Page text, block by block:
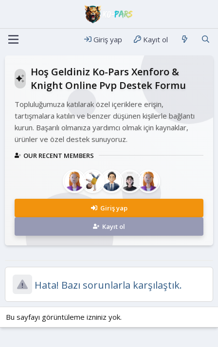
Giriş yap Kayıt ol
Hoş Geldiniz Ko-Pars Xenforo &
Knight Online Pvp Destek Formu
Topluluğumuza katılarak özel içeriklere erişin,
tartışmalara katılın ve benzer düşünen kişilerle bağlantı
kurun. Başarılı olmanıza yardımcı olmak için kaynaklar,
ürünler ve özel destek sunuyoruz.
OUR RECENT MEMBERS
Giriş yap
Kayıt ol
Hata! Bazı sorunlarla karşılaştık.
Bu sayfayı görüntüleme izniniz yok.